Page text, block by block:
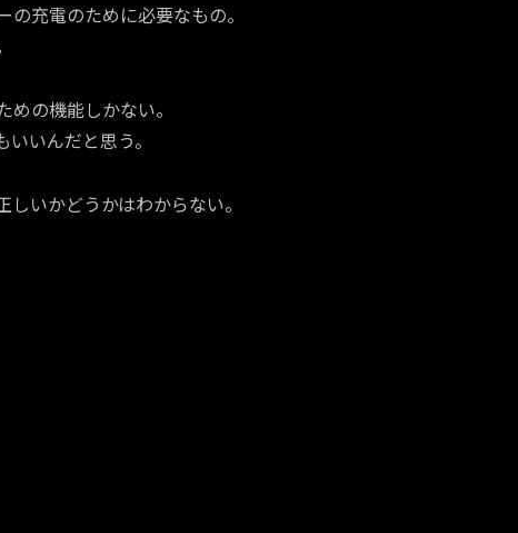
充電のために必要なもの。
の機能しかない。
いんだと思う。
いかどうかはわからない。